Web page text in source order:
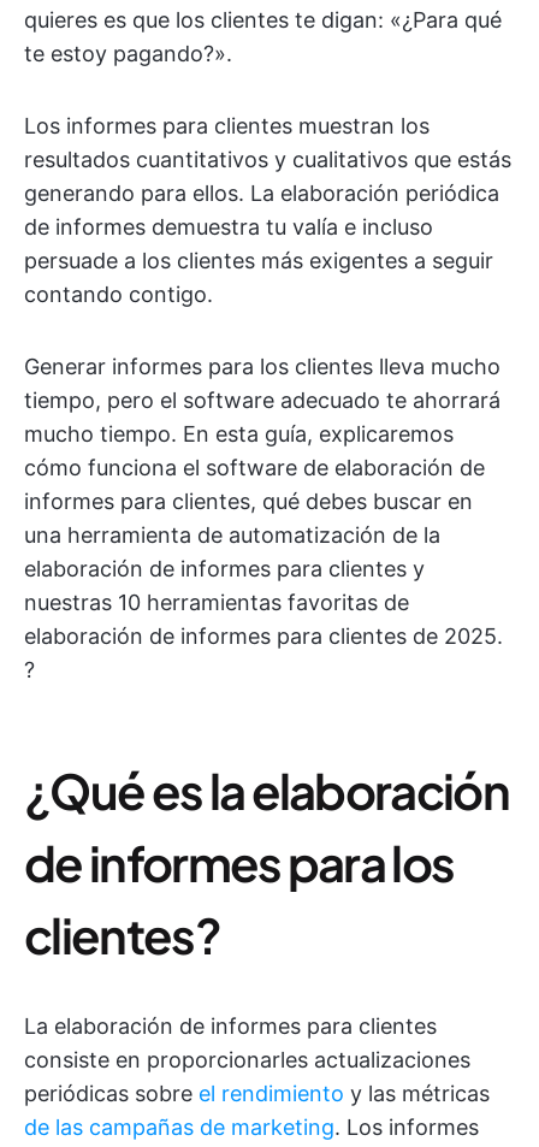
quieres es que los clientes te digan: «¿Para qué
te estoy pagando?».
Los informes para clientes muestran los
resultados cuantitativos y cualitativos que estás
generando para ellos. La elaboración periódica
de informes demuestra tu valía e incluso
persuade a los clientes más exigentes a seguir
contando contigo.
Generar informes para los clientes lleva mucho
tiempo, pero el software adecuado te ahorrará
mucho tiempo. En esta guía, explicaremos
cómo funciona el software de elaboración de
informes para clientes, qué debes buscar en
una herramienta de automatización de la
elaboración de informes para clientes y
nuestras 10 herramientas favoritas de
elaboración de informes para clientes de 2025.
?
¿Qué es la elaboración
de informes para los
clientes?
La elaboración de informes para clientes
consiste en proporcionarles actualizaciones
periódicas sobre el rendimiento y las métricas
de las campañas de marketing. Los informes